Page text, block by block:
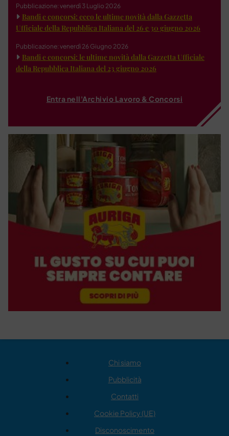
Pubblicazione: venerdì 3 Luglio 2026
Bandi e concorsi: ecco le ultime novità dalla Gazzetta
Ufficiale della Repubblica Italiana del 26 e 30 giugno 2026
Pubblicazione: venerdì 26 Giugno 2026
Bandi e concorsi: le ultime novità dalla Gazzetta Ufficiale
della Repubblica Italiana del 23 giugno 2026
Entra nell'Archivio Lavoro & Concorsi
Chi siamo
Pubblicità
Contatti
Cookie Policy (UE)
Disconoscimento